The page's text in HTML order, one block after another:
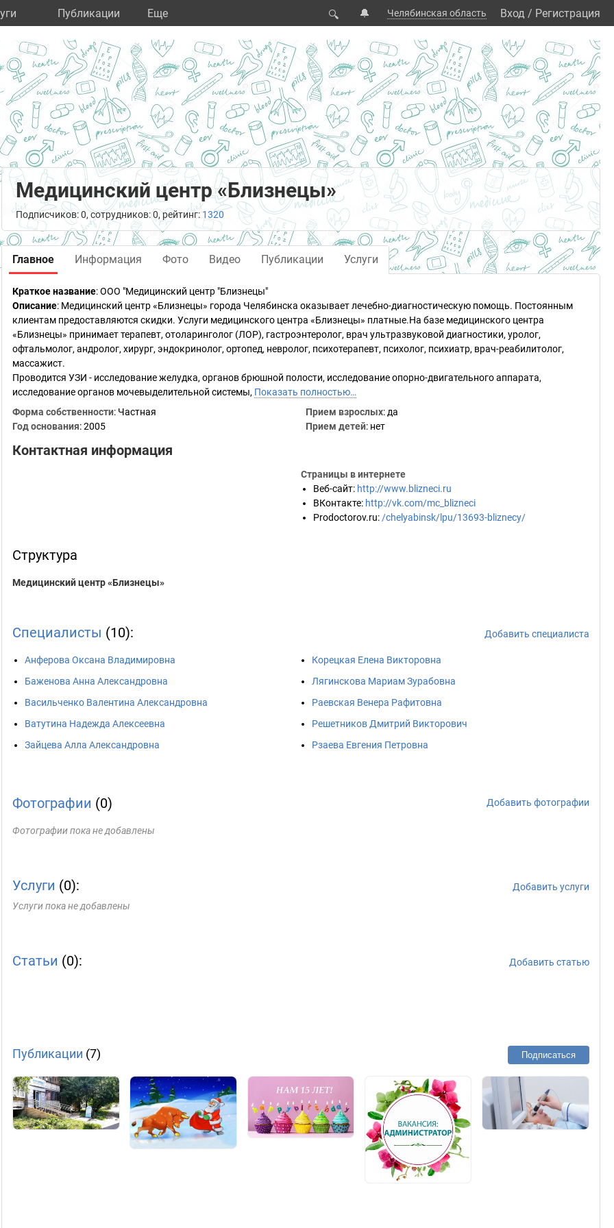
Публикации Eще 🔍 🔔 Челябинская область Вход / Регистрация
Медицинский центр «Близнецы»
Подписчиков: 0, сотрудников: 0, рейтинг: 1320
Главное Информация Фото Видео Публикации Услуги
Краткое название:ООО "Медицинский центр "Близнецы"
Описание: Медицинский центр «Близнецы» города Челябинска оказывает лечебно-диагностическую помощь. Постоянным
клиентам предоставляются скидки. Услуги медицинского центра «Близнецы» платные.На базе медицинского центра
«Близнецы» принимает терапевт, отоларинголог (ЛОР), гастроэнтеролог, врач ультразвуковой диагностики, уролог,
офтальмолог, андролог, хирург, эндокринолог, ортопед, невролог, психотерапевт, психолог, психиатр, врач-реабилитолог,
массажист.
Проводится УЗИ - исследование желудка, органов брюшной полости, исследование опорно-двигательного аппарата,
исследование органов мочевыделительной системы, Показать полностью…
Форма собственности: Частная
Год основания:2005
Прием взрослых: да
Прием детей: нет
Контактная информация
Страницы в интернете
Веб-сайт: http://www.blizneci.ru
ВКонтакте: http://vk.com/mc_blizneci
Prodoctorov.ru: /chelyabinsk/lpu/13693-bliznecy/
Структура
Медицинский центр «Близнецы»
Специалисты (10): Добавить специалиста
Анферова Оксана Владимировна
Баженова Анна Александровна
Васильченко Валентина Александровна
Ватутина Надежда Алексеевна
Зайцева Алла Александровна
Корецкая Елена Викторовна
Лягинскова Мариам Зурабовна
Раевская Венера Рафитовна
Решетников Дмитрий Викторович
Рзаева Евгения Петровна
Фотографии (0) Добавить фотографии
Фотографии пока не добавлены
Услуги (0):
Добавить услуги
Услуги пока не добавлены
Статьи (0): Добавить статью
Публикации (7) Подписаться